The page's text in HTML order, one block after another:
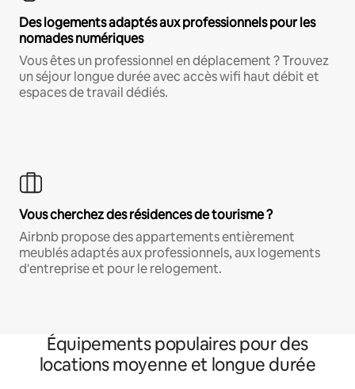
Des logements adaptés aux professionnels pour les
nomades numériques
Vous êtes un professionnel en déplacement ? Trouvez
un séjour longue durée avec accès wifi haut débit et
espaces de travail dédiés.
Vous cherchez des résidences de tourisme ?
Airbnb propose des appartements entièrement
meublés adaptés aux professionnels, aux logements
d'entreprise et pour le relogement.
Équipements populaires pour des
locations moyenne et longue durée